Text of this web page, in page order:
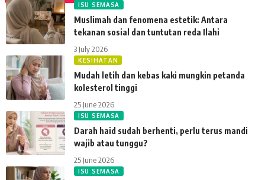
ISU SEMASA
Muslimah dan fenomena estetik: Antara
tekanan sosial dan tuntutan reda Ilahi
3 July 2026
KESIHATAN
Mudah letih dan kebas kaki mungkin petanda
kolesterol tinggi
25 June 2026
ISU SEMASA
Darah haid sudah berhenti, perlu terus mandi
wajib atau tunggu?
25 June 2026
ISU SEMASA